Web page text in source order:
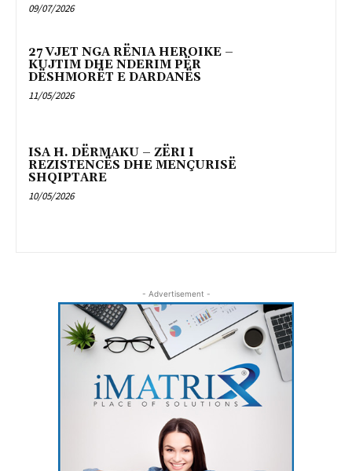
09/07/2026
27 VJET NGA RËNIA HEROIKE –
KUJTIM DHE NDERIM PËR
DËSHMORËT E DARDANËS
11/05/2026
ISA H. DËRMAKU – ZËRI I
REZISTENCËS DHE MENÇURISË
SHQIPTARE
10/05/2026
- Advertisement -